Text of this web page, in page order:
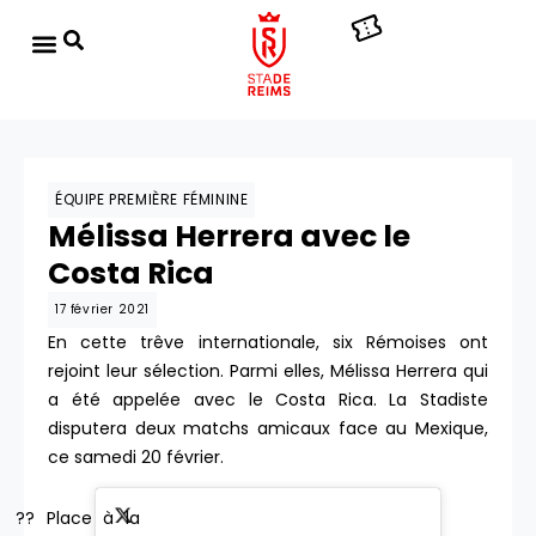
ÉQUIPE PREMIÈRE FÉMININE
Mélissa Herrera avec le
Costa Rica
17 février 2021
En cette trêve internationale, six Rémoises ont
rejoint leur sélection. Parmi elles, Mélissa Herrera qui
a été appelée avec le Costa Rica. La Stadiste
disputera deux matchs amicaux face au Mexique,
ce samedi 20 février.
?? Place à la